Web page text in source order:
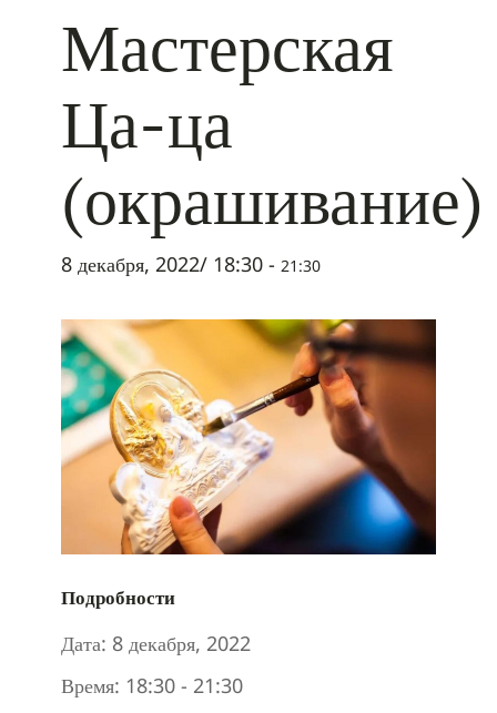
Мастерская
Ца-ца
(окрашивание)
8 декабря, 2022/ 18:30 - 21:30
Подробности
Дата: 8 декабря, 2022
Время: 18:30 - 21:30